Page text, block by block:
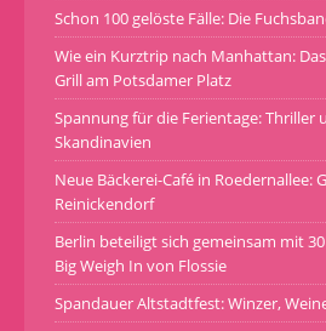
Schon 100 gelöste Fälle: Die
Wie ein Kurztrip nach Manhattan:
Grill am Potsdamer Platz
Spannung für die Ferientage: Thriller
Skandinavien
Neue Bäckerei-Café in Roedernallee:
Reinickendorf
Berlin beteiligt sich gemeinsam mit
Big Weigh In von Flossie
Spandauer Altstadtfest: Winzer,